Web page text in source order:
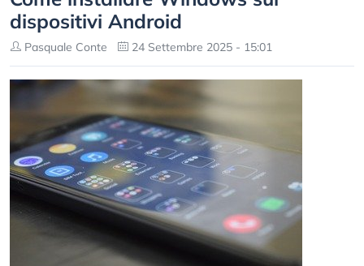
dispositivi Android
Pasquale Conte 24 Settembre 2025 - 15:01